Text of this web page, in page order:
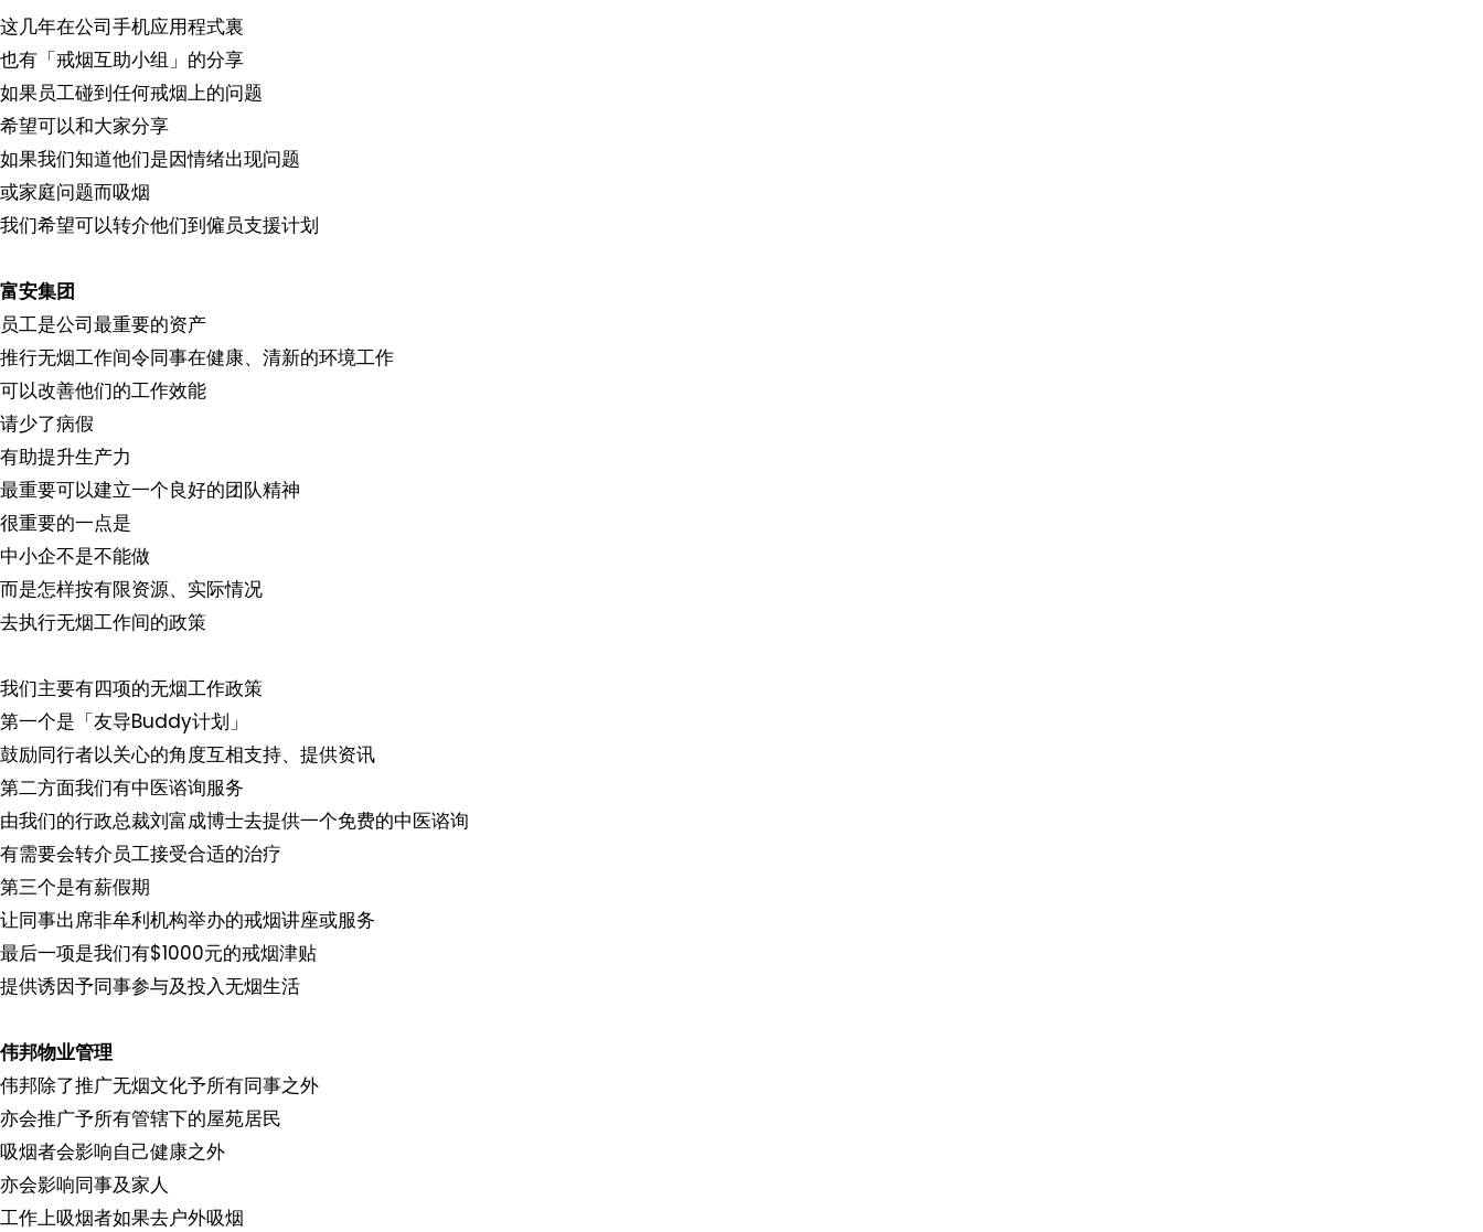
这几年在公司手机应用程式裏
也有「戒烟互助小组」的分享
如果员工碰到任何戒烟上的问题
希望可以和大家分享
如果我们知道他们是因情绪出现问题
或家庭问题而吸烟
我们希望可以转介他们到僱员支援计划
富安集团
员工是公司最重要的资产
推行无烟工作间令同事在健康、清新的环境工作
可以改善他们的工作效能
请少了病假
有助提升生产力
最重要可以建立一个良好的团队精神
很重要的一点是
中小企不是不能做
而是怎样按有限资源、实际情况
去执行无烟工作间的政策
我们主要有四项的无烟工作政策
第一个是「友导Buddy计划」
鼓励同行者以关心的角度互相支持、提供资讯
第二方面我们有中医谘询服务
由我们的行政总裁刘富成博士去提供一个免费的中医谘询
有需要会转介员工接受合适的治疗
第三个是有薪假期
让同事出席非牟利机构举办的戒烟讲座或服务
最后一项是我们有$1000元的戒烟津贴
提供诱因予同事参与及投入无烟生活
伟邦物业管理
伟邦除了推广无烟文化予所有同事之外
亦会推广予所有管辖下的屋苑居民
吸烟者会影响自己健康之外
亦会影响同事及家人
工作上吸烟者如果去户外吸烟